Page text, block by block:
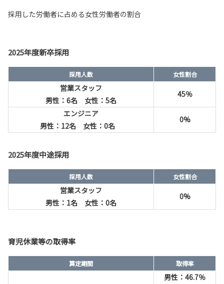
採用した労働者に占める女性労働者の割合
2025年度新卒採用
採用人数 女性割合
営業スタッフ
男性：6名 女性：5名
45％
エンジニア
男性：12名 女性：0名
0%
2025年度中途採用
採用人数 女性割合
営業スタッフ
男性：1名 女性：0名
0%
育児休業等の取得率
算定期間 取得率
男性：46.7％